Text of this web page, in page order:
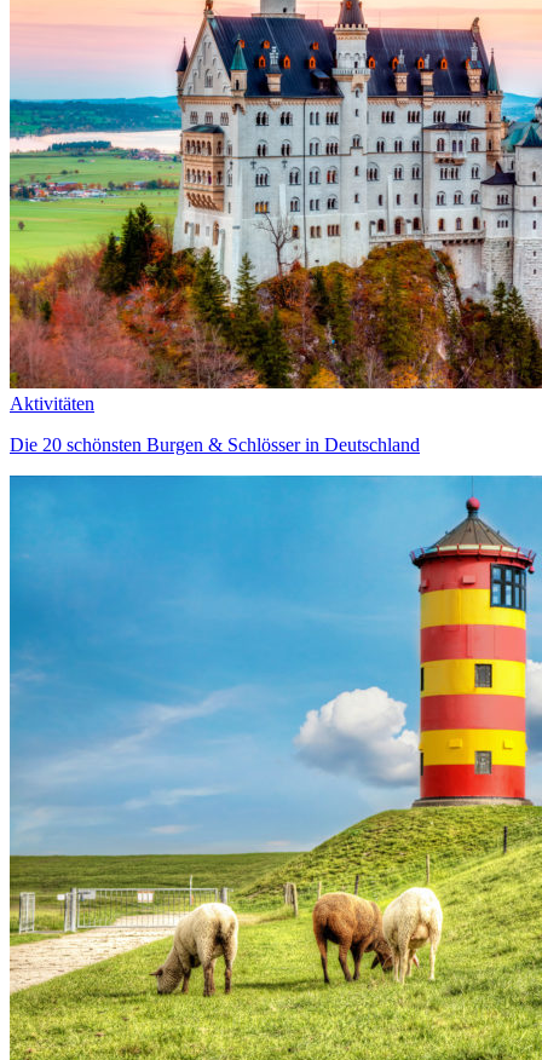
Aktivitäten
Die 20 schönsten Burgen & Schlösser in Deutschland